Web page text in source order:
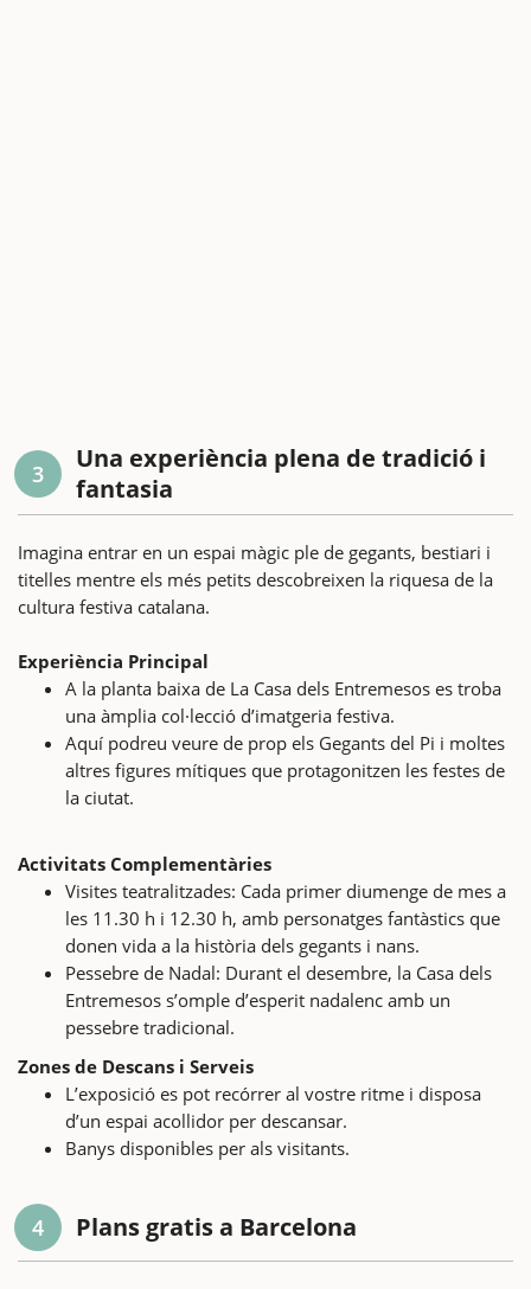
3
Una experiència plena de tradició i
fantasia
Imagina entrar en un espai màgic ple de gegants, bestiari i
titelles mentre els més petits descobreixen la riquesa de la
cultura festiva catalana.
Experiència Principal
A la planta baixa de La Casa dels Entremesos es troba
una àmplia col·lecció d’imatgeria festiva.
Aquí podreu veure de prop els Gegants del Pi i moltes
altres figures mítiques que protagonitzen les festes de
la ciutat.
Activitats Complementàries
Visites teatralitzades: Cada primer diumenge de mes a
les 11.30 h i 12.30 h, amb personatges fantàstics que
donen vida a la història dels gegants i nans.
Pessebre de Nadal: Durant el desembre, la Casa dels
Entremesos s’omple d’esperit nadalenc amb un
pessebre tradicional.
Zones de Descans i Serveis
L’exposició es pot recórrer al vostre ritme i disposa
d’un espai acollidor per descansar.
Banys disponibles per als visitants.
4 Plans gratis a Barcelona